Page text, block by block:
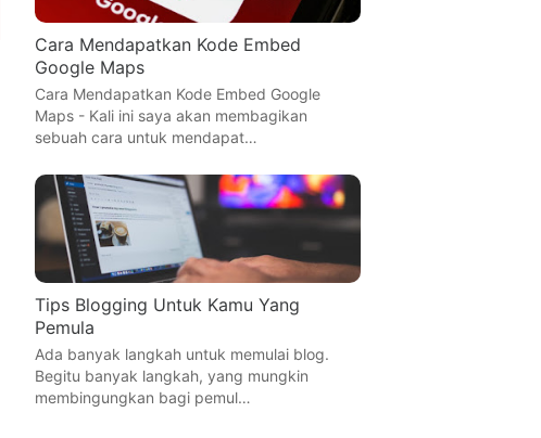
Cara Mendapatkan Kode Embed
Google Maps
Cara Mendapatkan Kode Embed Google
Maps - Kali ini saya akan membagikan
sebuah cara untuk mendapat…
Tips Blogging Untuk Kamu Yang
Pemula
Ada banyak langkah untuk memulai blog.
Begitu banyak langkah, yang mungkin
membingungkan bagi pemul…